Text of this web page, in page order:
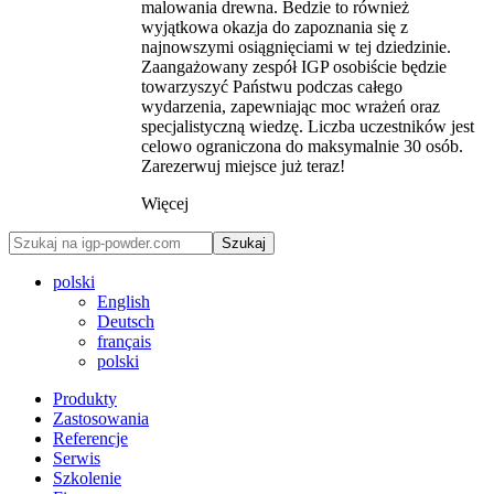
malowania drewna. Bedzie to również
wyjątkowa okazja do zapoznania się z
najnowszymi osiągnięciami w tej dziedzinie.
Zaangażowany zespół IGP osobiście będzie
towarzyszyć Państwu podczas całego
wydarzenia, zapewniając moc wrażeń oraz
specjalistyczną wiedzę. Liczba uczestników jest
celowo ograniczona do maksymalnie 30 osób.
Zarezerwuj miejsce już teraz!
Więcej
Szukaj
polski
English
Deutsch
français
polski
Produkty
Zastosowania
Referencje
Serwis
Szkolenie